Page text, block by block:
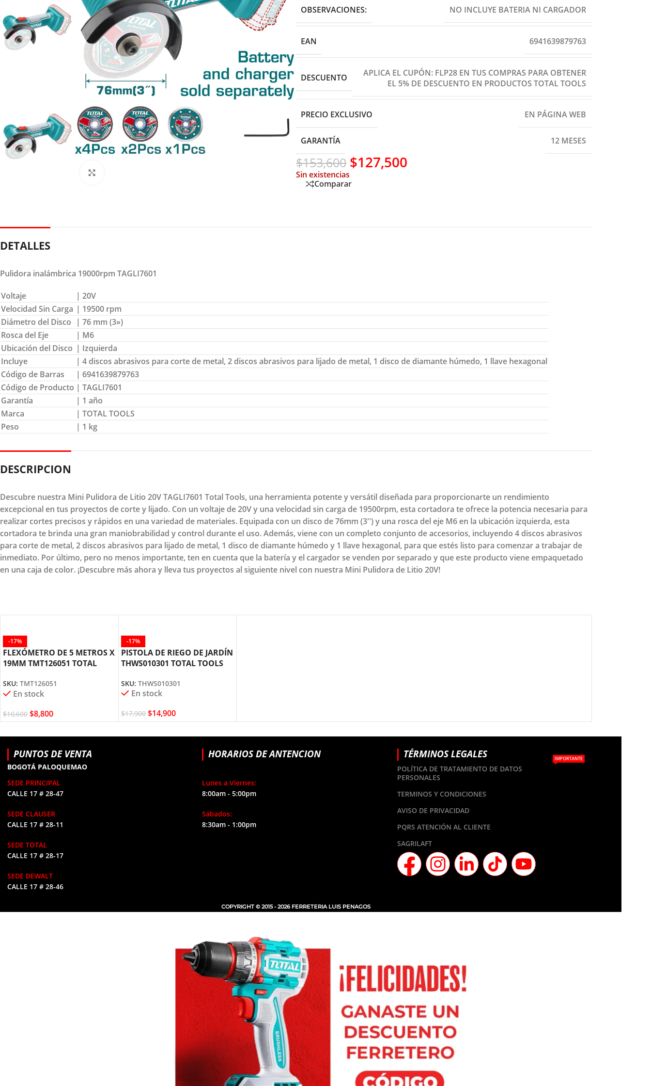
OBSERVACIONES: NO INCLUYE BATERIA NI CARGADOR
EAN 6941639879763
DESCUENTO
APLICA EL CUPÓN: FLP28 EN TUS COMPRAS PARA OBTENER
EL 5% DE DESCUENTO EN PRODUCTOS TOTAL TOOLS
PRECIO EXCLUSIVO EN PÁGINA WEB
GARANTÍA 12 MESES
$153,600 $127,500
Sin existencias
Comparar
DETALLES
Pulidora inalámbrica 19000rpm TAGLI7601
Voltaje
| 20V
Velocidad Sin Carga | 19500 rpm
Diámetro del Disco
| 76 mm (3»)
Rosca del Eje
| M6
Ubicación del Disco | Izquierda
Incluye
| 4 discos abrasivos para corte de metal, 2 discos abrasivos para lijado de metal, 1 disco de diamante húmedo, 1 llave hexagonal
Código de Barras
| 6941639879763
Código de Producto | TAGLI7601
Garantía
| 1 año
Marca
| TOTAL TOOLS
Peso
| 1 kg
DESCRIPCION
Descubre nuestra Mini Pulidora de Litio 20V TAGLI7601 Total Tools, una herramienta potente y versátil diseñada para proporcionarte un rendimiento
excepcional en tus proyectos de corte y lijado. Con un voltaje de 20V y una velocidad sin carga de 19500rpm, esta cortadora te ofrece la potencia necesaria para
realizar cortes precisos y rápidos en una variedad de materiales. Equipada con un disco de 76mm (3'') y una rosca del eje M6 en la ubicación izquierda, esta
cortadora te brinda una gran maniobrabilidad y control durante el uso. Además, viene con un completo conjunto de accesorios, incluyendo 4 discos abrasivos
para corte de metal, 2 discos abrasivos para lijado de metal, 1 disco de diamante húmedo y 1 llave hexagonal, para que estés listo para comenzar a trabajar de
inmediato. Por último, pero no menos importante, ten en cuenta que la batería y el cargador se venden por separado y que este producto viene empaquetado
en una caja de color. ¡Descubre más ahora y lleva tus proyectos al siguiente nivel con nuestra Mini Pulidora de Litio 20V!
-17%
FLEXÓMETRO DE 5 METROS X
19MM TMT126051 TOTAL
SKU: TMT126051
En stock
$10,600 $8,800
-17%
PISTOLA DE RIEGO DE JARDÍN
THWS010301 TOTAL TOOLS
SKU: THWS010301
En stock
$17,900 $14,900
PUNTOS DE VENTA
BOGOTÁ PALOQUEMAO
SEDE PRINCIPAL
CALLE 17 # 28-47
SEDE CLAUSER
CALLE 17 # 28-11
SEDE TOTAL
CALLE 17 # 28-17
SEDE DEWALT
CALLE 17 # 28-46
HORARIOS DE ANTENCION
Lunes a Viernes:
8:00am - 5:00pm
Sábados:
8:30am - 1:00pm
TÉRMINOS LEGALES
POLÍTICA DE TRATAMIENTO DE DATOS
PERSONALES
IMPORTANTE
TERMINOS Y CONDICIONES
AVISO DE PRIVACIDAD
PQRS ATENCIÓN AL CLIENTE
SAGRILAFT
COPYRIGHT © 2015 - 2026 FERRETERIA LUIS PENAGOS